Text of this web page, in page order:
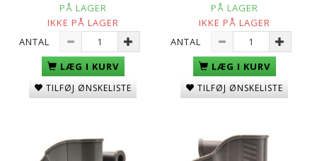
PÅ LAGER
IKKE PÅ LAGER
ANTAL
LÆG I KURV
TILFØJ ØNSKELISTE
PÅ LAGER
IKKE PÅ LAGER
ANTAL
LÆG I KURV
TILFØJ ØNSKELISTE